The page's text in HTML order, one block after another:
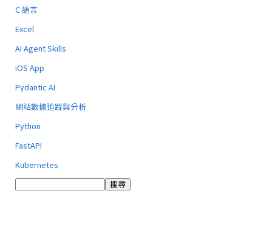
C 語言
Excel
AI Agent Skills
iOS App
Pydantic AI
網站數據追蹤與分析
Python
FastAPI
Kubernetes